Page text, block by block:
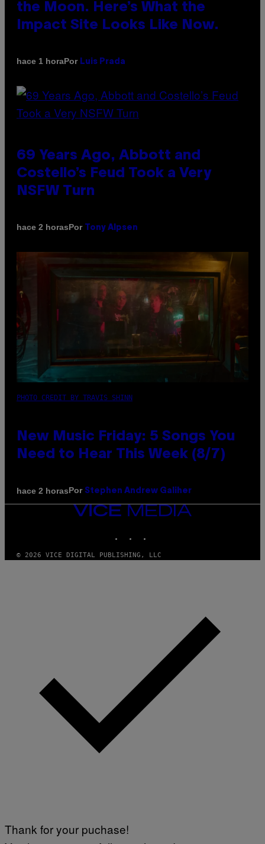
the Moon. Here’s What the
Impact Site Looks Like Now.
hace 1 horaPor Luis Prada
69 Years Ago, Abbott and
Costello’s Feud Took a Very
NSFW Turn
hace 2 horasPor Tony Alpsen
PHOTO CREDIT BY TRAVIS SHINN
New Music Friday: 5 Songs You
Need to Hear This Week (8/7)
hace 2 horasPor Stephen Andrew Galiher
VICE
© 2026 VICE DIGITAL PUBLISHING, LLC
Thank for your puchase!